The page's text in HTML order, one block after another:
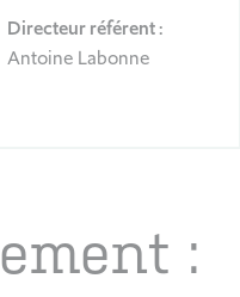
Directeur référent :
Antoine Labonne
: